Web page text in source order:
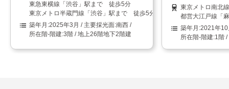
東急東横線「渋谷」駅まで 徒歩5分
東京メトロ半蔵門線「渋谷」駅まで 徒歩5分
2025年3月
南西
3階 / 地上26階地下2階建
東京メトロ南北
都営大江戸線「
2021年10
1階